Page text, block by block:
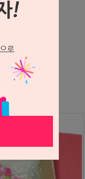
습니다.
수 있으니